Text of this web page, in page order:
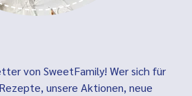
von SweetFamily! Wer sich für
unsere Aktionen, neue